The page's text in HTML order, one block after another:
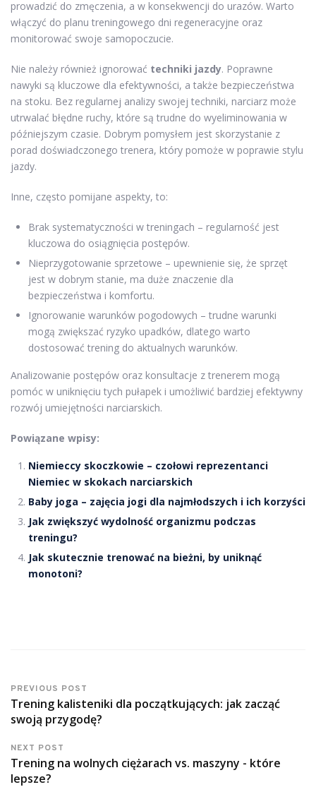
prowadzić do zmęczenia, a w konsekwencji do urazów. Warto
włączyć do planu treningowego dni regeneracyjne oraz
monitorować swoje samopoczucie.
Nie należy również ignorować techniki jazdy. Poprawne
nawyki są kluczowe dla efektywności, a także bezpieczeństwa
na stoku. Bez regularnej analizy swojej techniki, narciarz może
utrwalać błędne ruchy, które są trudne do wyeliminowania w
późniejszym czasie. Dobrym pomysłem jest skorzystanie z
porad doświadczonego trenera, który pomoże w poprawie stylu
jazdy.
Inne, często pomijane aspekty, to:
Brak systematyczności w treningach – regularność jest
kluczowa do osiągnięcia postępów.
Nieprzygotowanie sprzetowe – upewnienie się, że sprzęt
jest w dobrym stanie, ma duże znaczenie dla
bezpieczeństwa i komfortu.
Ignorowanie warunków pogodowych – trudne warunki
mogą zwiększać ryzyko upadków, dlatego warto
dostosować trening do aktualnych warunków.
Analizowanie postępów oraz konsultacje z trenerem mogą
pomóc w uniknięciu tych pułapek i umożliwić bardziej efektywny
rozwój umiejętności narciarskich.
Powiązane wpisy:
Niemieccy skoczkowie – czołowi reprezentanci
Niemiec w skokach narciarskich
Baby joga – zajęcia jogi dla najmłodszych i ich korzyści
Jak zwiększyć wydolność organizmu podczas
treningu?
Jak skutecznie trenować na bieżni, by uniknąć
monotoni?
PREVIOUS POST
Trening kalisteniki dla początkujących: jak zacząć
swoją przygodę?
NEXT POST
Trening na wolnych ciężarach vs. maszyny - które
lepsze?